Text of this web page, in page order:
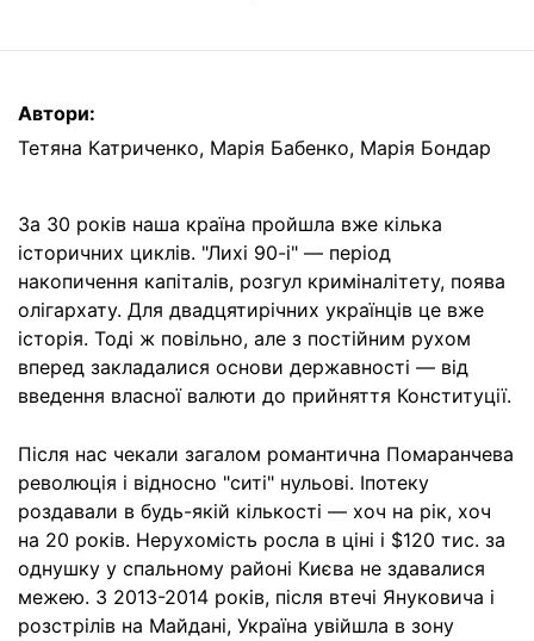
Автори:
Тетяна Катриченко, Марія Бабенко, Марія Бондар
За 30 років наша країна пройшла вже кілька
історичних циклів. "Лихі 90-і" — період
накопичення капіталів, розгул криміналітету, поява
олігархату. Для двадцятирічних українців це вже
історія. Тоді ж повільно, але з постійним рухом
вперед закладалися основи державності — від
введення власної валюти до прийняття Конституції.
Після нас чекали загалом романтична Помаранчева
революція і відносно "ситі" нульові. Іпотеку
роздавали в будь-якій кількості — хоч на рік, хоч
на 20 років. Нерухомість росла в ціні і $120 тис. за
однушку у спальному районі Києва не здавалися
межею. З 2013-2014 років, після втечі Януковича і
розстрілів на Майдані, Україна увійшла в зону